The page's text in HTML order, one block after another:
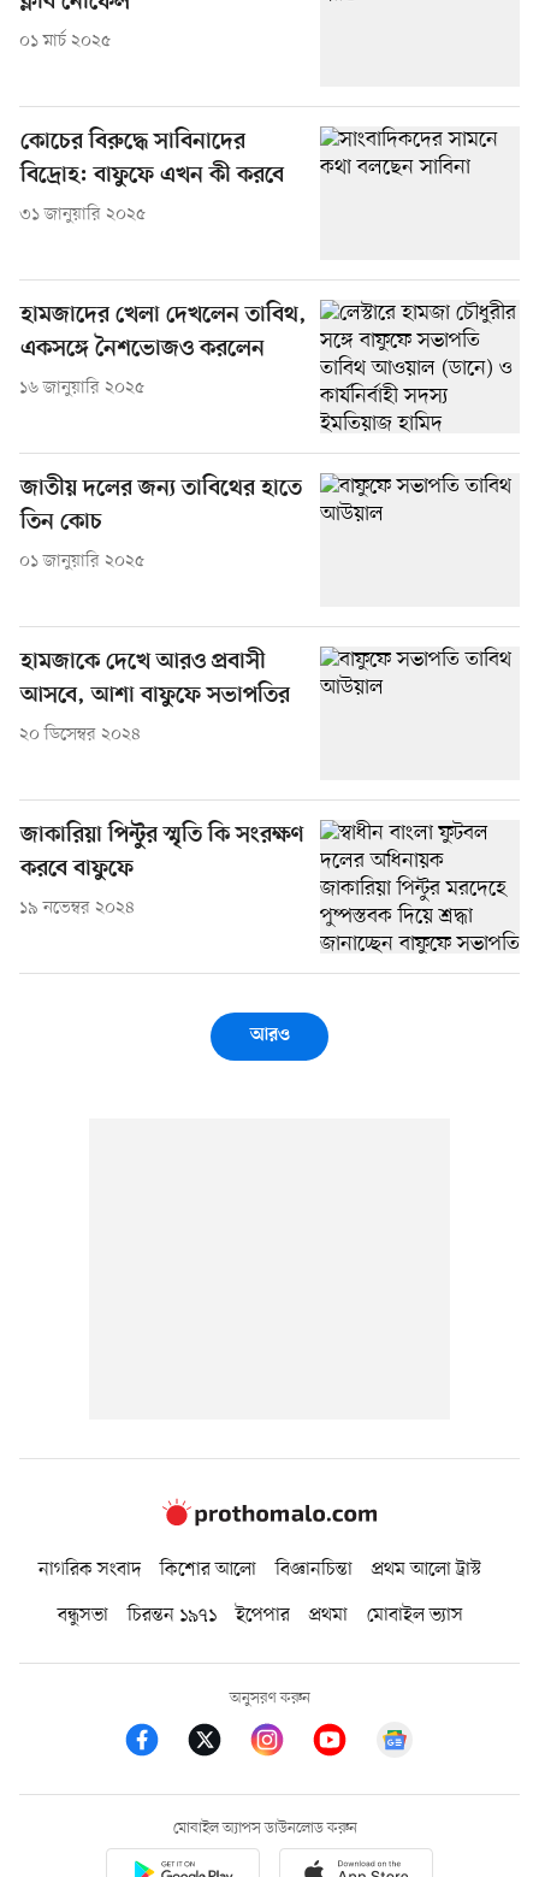
০১ মার্চ ২০২৫
কোচের বিরুদ্ধে সাবিনাদের
বিদ্রোহ: বাফুফে এখন কী করবে
৩১ জানুয়ারি ২০২৫
হামজাদের খেলা দেখলেন তাবিথ,
একসঙ্গে নৈশভোজও করলেন
১৬ জানুয়ারি ২০২৫
জাতীয় দলের জন্য তাবিথের হাতে
তিন কোচ
০১ জানুয়ারি ২০২৫
হামজাকে দেখে আরও প্রবাসী
আসবে, আশা বাফুফে সভাপতির
২০ ডিসেম্বর ২০২৪
জাকারিয়া পিন্টুর স্মৃতি কি সংরক্ষণ
করবে বাফুফে
১৯ নভেম্বর ২০২৪
আরও
নাগরিক সংবাদ কিশোর আলো বিজ্ঞানচিন্তা
প্রথম আলো ট্রাস্ট
বন্ধুসভা
চিরন্তন ১৯৭১ ইপেপার প্রথমা মোবাইল ভ্যাস
অনুসরণ করুন
মোবাইল অ্যাপস ডাউনলোড করুন